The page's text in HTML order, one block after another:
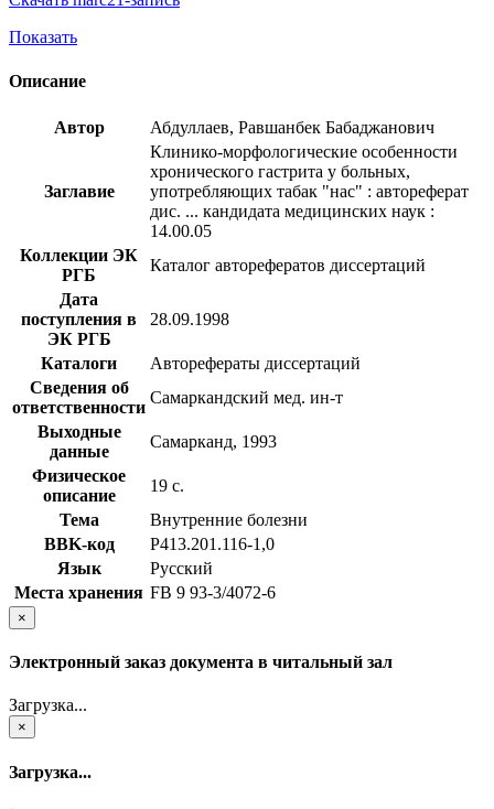
Показать
Описание
Автор Абдуллаев, Равшанбек Бабаджанович
Заглавие
Клинико-морфологические особенности
хронического гастрита у больных,
употребляющих табак "нас" : автореферат
дис. ... кандидата медицинских наук :
14.00.05
Коллекции ЭК
РГБ
Каталог авторефератов диссертаций
Дата
поступления в
ЭК РГБ
28.09.1998
Каталоги
Авторефераты диссертаций
Сведения об
ответственности
Самаркандский мед. ин-т
Выходные
данные
Самарканд, 1993
Физическое
описание
19 с.
Тема
Внутренние болезни
BBK-код
Р413.201.116-1,0
Язык
Русский
Места хранения FB 9 93-3/4072-6
×
Электронный заказ документа в читальный зал
Загрузка...
×
Загрузка...